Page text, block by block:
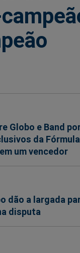
Globo e Band
da Fórmula
um vencedor
dão a largada
disputa